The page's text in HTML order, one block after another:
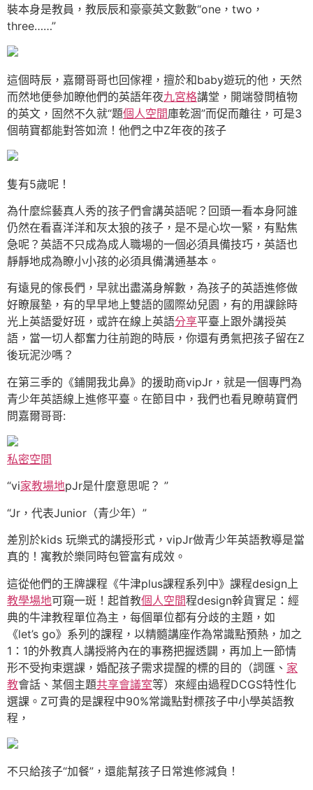
裝本身是教員，教辰辰和豪豪英文數數“one，two，
three……”
這個時辰，嘉爾哥哥也回傢裡，擅於和baby遊玩的他，天然
而然地便參加瞭他們的英語年夜九宮格講堂，開端發問植物
的英文，固然不久就“題個人空間庫乾涸”而促而離往，可是3
個萌寶都能對答如流！他們之中Z年夜的孩子
隻有5歲呢！
為什麼綜藝真人秀的孩子們會講英語呢？回頭一看本身阿誰
仍然在看喜洋洋和灰太狼的孩子，是不是心坎一緊，有點焦
急呢？英語不只成為成人職場的一個必須具備技巧，英語也
靜靜地成為瞭小小孩的必須具備溝通基本。
有遠見的傢長們，早就出盡滿身解數，為孩子的英語進修做
好瞭展墊，有的早早地上雙語的國際幼兒園，有的用課餘時
光上英語愛好班，或許在線上英語分享平臺上跟外講授英
語，當一切人都奮力往前跑的時辰，你還有勇氣把孩子留在Z
後玩泥沙嗎？
在第三季的《鋪開我北鼻》的援助商vipJr，就是一個專門為
青少年英語線上進修平臺。在節目中，我們也看見瞭萌寶們
問嘉爾哥哥:
私密空間
“vi家教場地pJr是什麼意思呢？ ”
“Jr，代表Junior（青少年）”
差別於kids 玩樂式的講授形式，vipJr做青少年英語教導是當
真的！寓教於樂同時包管富有成效。
這從他們的王牌課程《牛津plus課程系列中》課程design上
教學場地可窺一斑！起首教個人空間程design幹貨實足：經
典的牛津教程單位為主，每個單位都有分歧的主題，如
《let’s go》系列的課程，以精髓講座作為常識點預熱，加之
1：1的外教真人講授將內在的事務把握透闢，再加上一節情
形不受拘束選課，婚配孩子需求提醒的標的目的（詞匯、 家
教會話、某個主題共享會議室等）來經由過程DCGS特性化
選課。Z可貴的是課程中90%常識點對標孩子中小學英語教
程，
不只給孩子“加餐”，還能幫孩子日常進修減負！